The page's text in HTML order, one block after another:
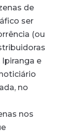
de
ser
(ou
e
no
nos